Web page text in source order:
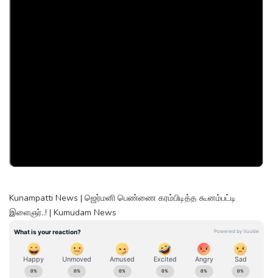
Kunampatti News | ஜெர்மனி பெண்ணை கரம்பிடித்த கூனம்பட்டி
இளைஞர்..! | Kumudam News